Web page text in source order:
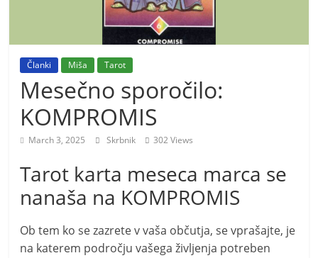
o
m
o
Članki Miša Tarot
Mesečno sporočilo:
KOMPROMIS
March 3, 2025 Skrbnik 302 Views
Tarot karta meseca marca se
nanaša na KOMPROMIS
Ob tem ko se zazrete v vaša občutja, se vprašajte, je
na katerem področju vašega življenja potreben